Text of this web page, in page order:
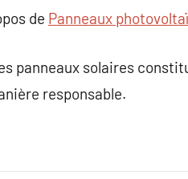
de Panneaux
panneaux solaires
responsable.